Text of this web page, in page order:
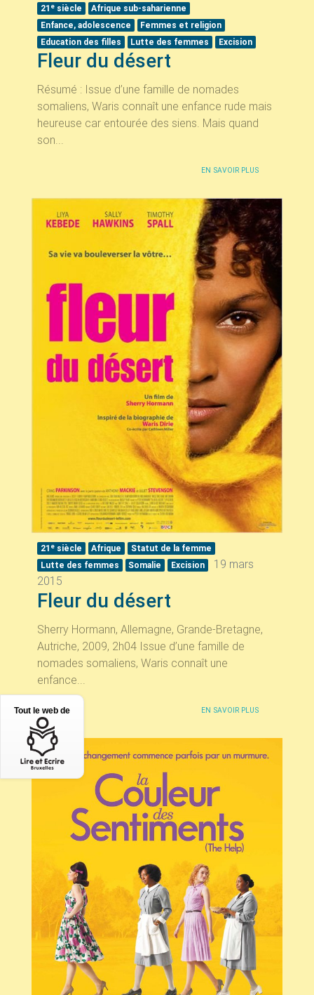
21 esiècle
Afrique sub-saharienne
Enfance, adolescence
Femmes et religion
Education des filles
Lutte des femmes Excision
Fleur du désert
Résumé : Issue d’une famille de nomades
somaliens, Waris connaît une enfance rude mais
heureuse car entourée des siens. Mais quand
son...
EN SAVOIR PLUS
21 esiècle Afrique
Statut de la femme
Lutte des femmes
Somalie Excision
19 mars
2015
Fleur du désert
Sherry Hormann, Allemagne, Grande-Bretagne,
Autriche, 2009, 2h04 Issue d’une famille de
nomades somaliens, Waris connaît une
enfance...
EN SAVOIR PLUS
Tout le web de